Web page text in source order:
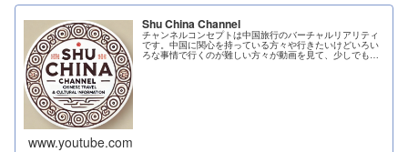
Shu China Channel
チャンネルコンセプトは中国旅行のバーチャルリアリティ
です。中国に関心を持っている方々や行きたいけどいろい
ろな事情で行くのが難しい方々が動画を見て、少しでも中
国に行ったような疑似体験を感じて楽しんでもら...
www.youtube.com